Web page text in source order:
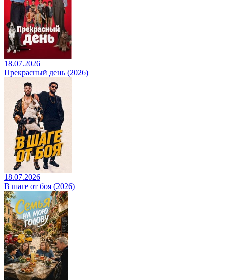
18.07.2026
Прекрасный день (2026)
18.07.2026
В шаге от боя (2026)